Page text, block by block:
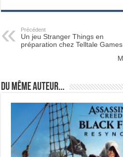
Précédent
Un jeu Stranger Things en
préparation chez Telltale Games
Du même auteur...